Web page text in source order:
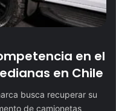
en el
en Chile
busca recuperar su
de camionetas